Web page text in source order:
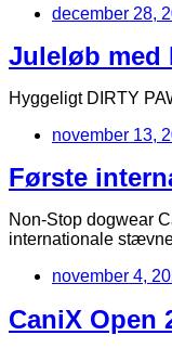
december 28,
Juleløb med
Hyggeligt DIRTY
november 13,
Første
Non-Stop dogwear
internationale
november 4,
CaniX Open